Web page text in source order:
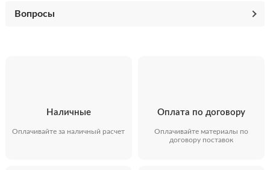
Вопросы
Наличные
Оплачивайте за наличный расчет
Оплата по договору
Оплачивайте материалы по
договору поставок